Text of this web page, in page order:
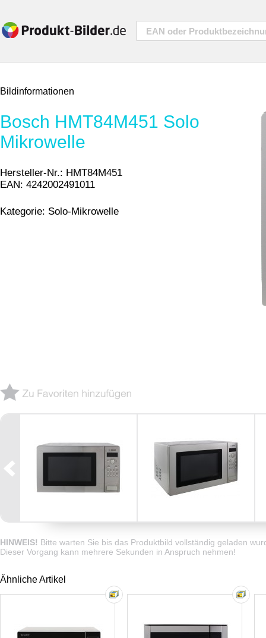
Bildinformationen
Bosch HMT84M451 Solo
Mikrowelle
Hersteller-Nr.: HMT84M451
EAN: 4242002491011
Kategorie: Solo-Mikrowelle
HINWEIS! Bitte warten Sie bis das Produktbild vollständig geladen
Dieser Vorgang kann mehrere Sekunden in Anspruch nehmen!
Ähnliche Artikel